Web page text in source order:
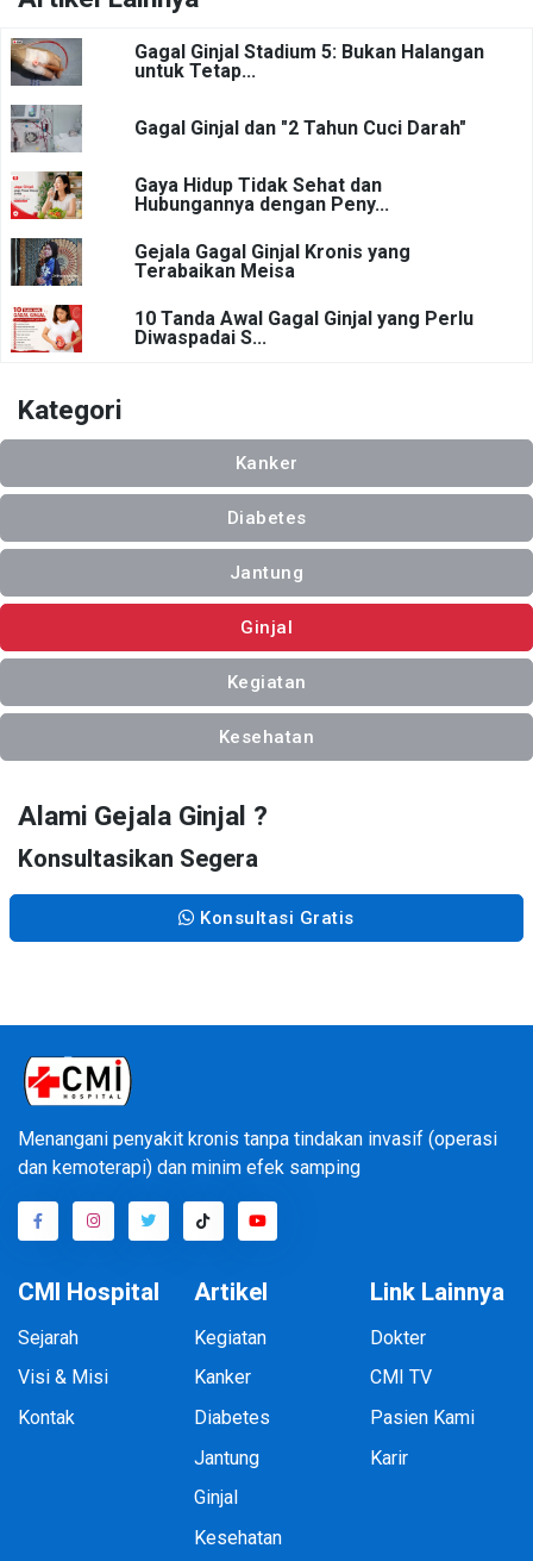
Gagal Ginjal Stadium 5: Bukan Halangan
untuk Tetap...
Gagal Ginjal dan "2 Tahun Cuci Darah"
Gaya Hidup Tidak Sehat dan
Hubungannya dengan Peny...
Gejala Gagal Ginjal Kronis yang
Terabaikan Meisa
10 Tanda Awal Gagal Ginjal yang Perlu
Diwaspadai S...
Kategori
Kanker
Diabetes
Jantung
Ginjal
Kegiatan
Kesehatan
Alami Gejala Ginjal ?
Konsultasikan Segera
Konsultasi Gratis
Menangani penyakit kronis tanpa tindakan invasif (operasi
dan kemoterapi) dan minim efek samping
CMI Hospital
Sejarah
Visi & Misi
Kontak
Artikel
Kegiatan
Kanker
Diabetes
Jantung
Ginjal
Kesehatan
Link Lainnya
Dokter
CMI TV
Pasien Kami
Karir